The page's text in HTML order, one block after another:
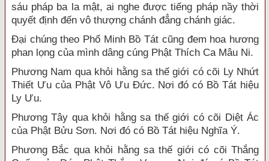
sáu pháp ba la mật, ai nghe được tiếng pháp nầy thời
quyết định đến vô thượng chánh đẳng chánh giác.
Đại chúng theo Phổ Minh Bồ Tát cũng đem hoa hương
phan lọng của mình dâng cúng Phật Thích Ca Mâu Ni.
Phương Nam qua khỏi hằng sa thế giới có cõi Ly Nhứt
Thiết Ưu của Phật Vô Ưu Đức. Nơi đó có Bồ Tát hiệu
Ly Ưu.
Phương Tây qua khỏi hằng sa thế giới có cõi Diệt Ác
của Phật Bửu Sơn. Nơi đó có Bồ Tát hiệu Nghĩa Ý.
Phương Bắc qua khỏi hằng sa thế giới có cõi Thắng